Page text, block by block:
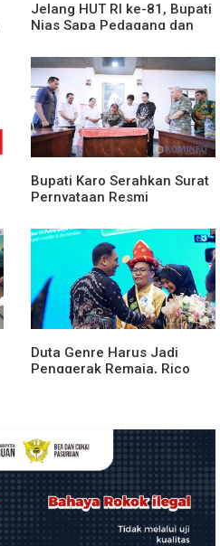
Jelang HUT RI ke-81, Bupati
Nias Sapa Pedagang dan
Putih
Bupati Karo Serahkan Surat
Pernyataan Resmi
Kabanjahe
Duta Genre Harus Jadi
Penggerak Remaja, Rico